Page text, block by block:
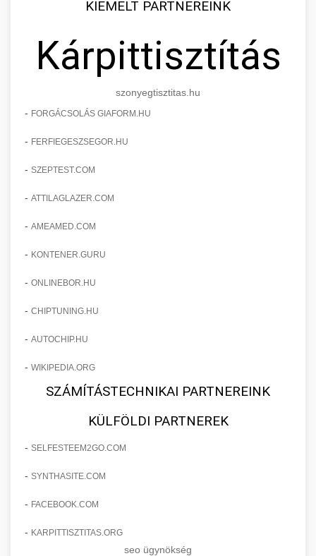
KIEMELT PARTNEREINK
Kárpittisztítás
szonyegtisztitas.hu
- FORGÁCSOLÁS GIAFORM.HU
- FERFIEGESZSEGOR.HU
- SZEPTEST.COM
- ATTILAGLAZER.COM
- AMEAMED.COM
- KONTENER.GURU
- ONLINEBOR.HU
- CHIPTUNING.HU
- AUTOCHIP.HU
- WIKIPEDIA.ORG
SZÁMÍTÁSTECHNIKAI PARTNEREINK
KÜLFÖLDI PARTNEREK
- SELFESTEEM2GO.COM
- SYNTHASITE.COM
- FACEBOOK.COM
- KARPITTISZTITAS.ORG
seo ügynökség